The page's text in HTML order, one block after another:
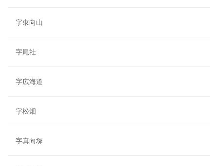
字東向山
字尾社
字広海道
字松畑
字真向塚